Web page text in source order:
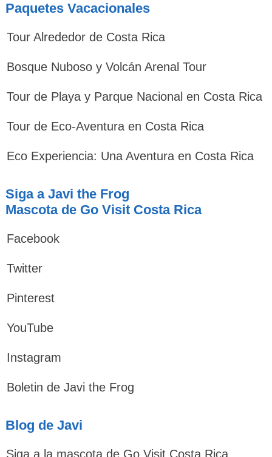
Paquetes Vacacionales
Tour Alrededor de Costa Rica
Bosque Nuboso y Volcán Arenal Tour
Tour de Playa y Parque Nacional en Costa Rica
Tour de Eco-Aventura en Costa Rica
Eco Experiencia: Una Aventura en Costa Rica
Siga a Javi the Frog
Mascota de Go Visit Costa Rica
Facebook
Twitter
Pinterest
YouTube
Instagram
Boletin de Javi the Frog
Blog de Javi
Siga a la mascota de Go Visit Costa Rica